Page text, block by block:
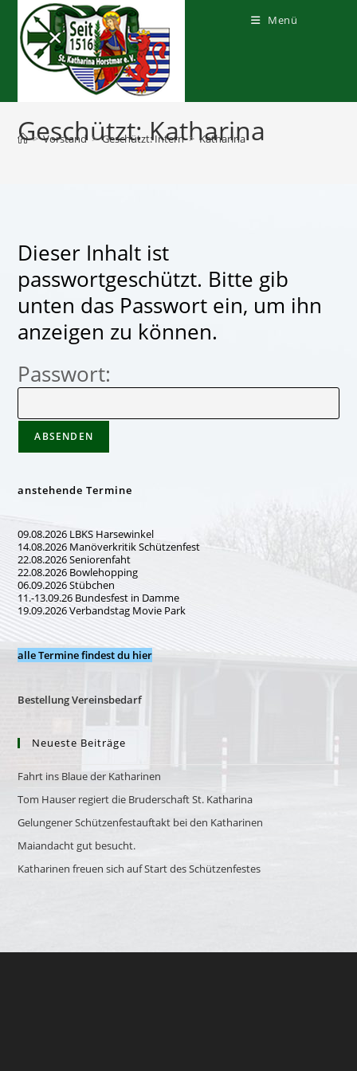
Inhalt
springen
Menü
Geschützt: Katharina
> Vorstand > Geschützt: Intern > Katharina
Dieser Inhalt ist
passwortgeschützt. Bitte gib
unten das Passwort ein, um ihn
anzeigen zu können.
Passwort:
anstehende Termine
09.08.2026 LBKS Harsewinkel
14.08.2026 Manöverkritik Schützenfest
22.08.2026 Seniorenfaht
22.08.2026 Bowlehopping
06.09.2026 Stübchen
11.-13.09.26 Bundesfest in Damme
19.09.2026 Verbandstag Movie Park
alle Termine findest du hier
Bestellung Vereinsbedarf
Neueste Beiträge
Fahrt ins Blaue der Katharinen
Tom Hauser regiert die Bruderschaft St. Katharina
Gelungener Schützenfestauftakt bei den Katharinen
Maiandacht gut besucht.
Katharinen freuen sich auf Start des Schützenfestes